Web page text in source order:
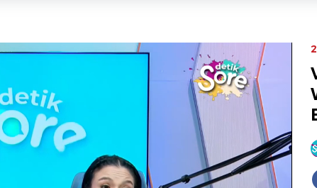
#5gempa hari ini
Terakhir yang dicari
Loading...